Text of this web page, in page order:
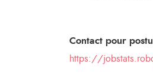
Contact pour
https://